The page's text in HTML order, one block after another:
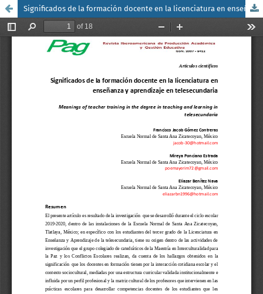
Significados de la formación docente en la licenciatura en enseñanza y aprendizaje en telesecundaria